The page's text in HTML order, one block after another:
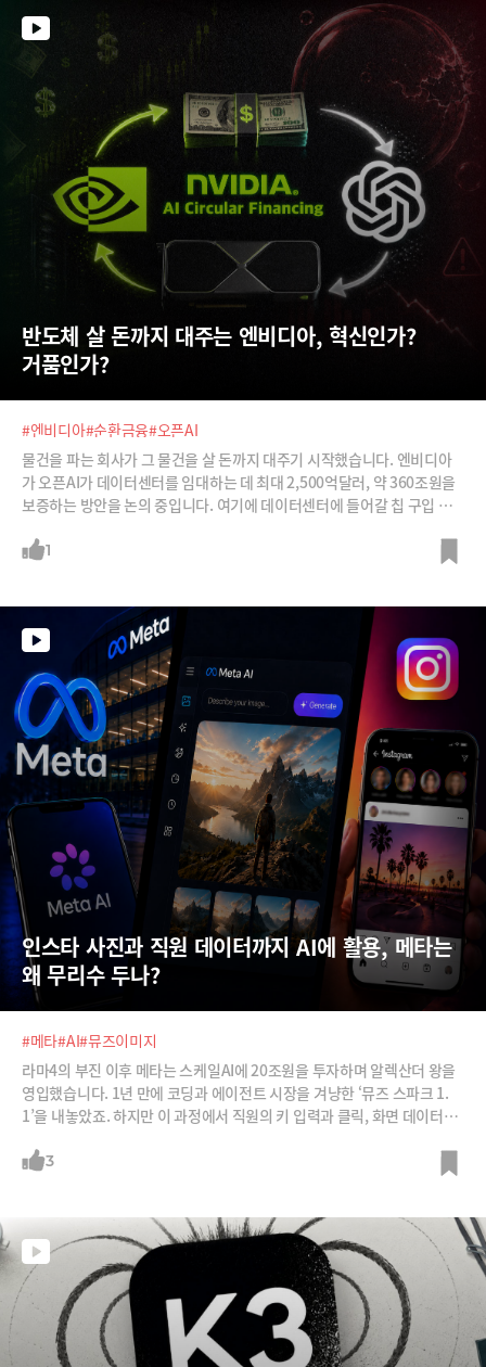
황이라고 하네요. AI시대 가장 적합한 폼팩터로 각광 받고 있는 AI글래스
생태계의 현재와 미래, 그리고 한계점을 신동형 알서포트 전략기획팀장과
함께 알아 봅니다.
반도체 살 돈까지 대주는 엔비디아, 혁신인가?
거품인가?
#엔비디아#순환금융#오픈AI
물건을 파는 회사가 그 물건을 살 돈까지 대주기 시작했습니다. 엔비디아
가 오픈AI가 데이터센터를 임대하는 데 최대 2,500억달러, 약 360조원을
보증하는 방안을 논의 중입니다. 여기에 데이터센터에 들어갈 칩 구입 비
였으니 자기 매출보다 큰 금액을 남의 빚에 거는 셈이죠. 업계에서는 이런
없다는 점이죠. 이를 우려하는 쪽과 이를 '금융 혁신'이라 부르는 쪽의 논리
는 무엇인지 살펴봅니다.
1
인스타 사진과 직원 데이터까지 AI에 활용, 메타는
왜 무리수 두나?
#메타#AI#뮤즈이미지
라마4의 부진 이후 메타는 스케일AI에 20조원을 투자하며 알렉산더 왕을
영입했습니다. 1년 만에 코딩과 에이전트 시장을 겨냥한 ‘뮤즈 스파크 1.
1’을 내놓았죠. 하지만 이 과정에서 직원의 키 입력과 클릭, 화면 데이터를
기능을 선보이면서 엄청난 비판에 직면했습니다. 메타가 AI 추격의 속도를
3